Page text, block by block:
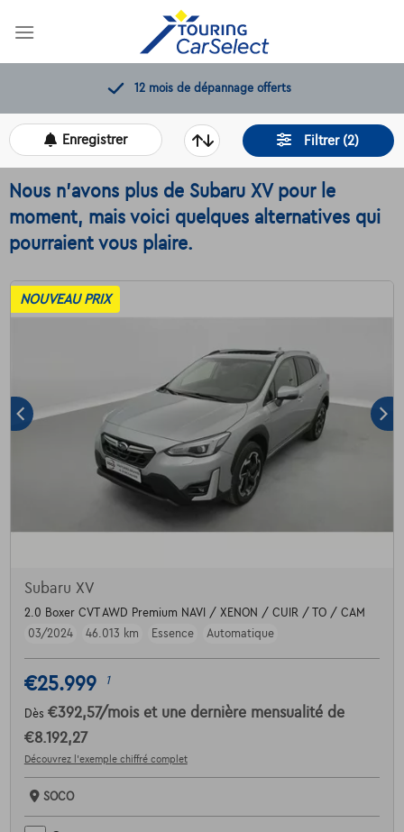
12 mois de dépannage offerts
Filtrer (2)
Enregistrer
Nous n'avons plus de Subaru XV pour le
moment, mais voici quelques alternatives qui
pourraient vous plaire.
NOUVEAU PRIX
Subaru XV
2.0 Boxer CVT AWD Premium NAVI / XENON / CUIR / TO / CAM
03/2024
46.013 km Essence Automatique
€25.999 1
Dès €392,57/mois et une dernière mensualité de
€8.192,27
Découvrez l’exemple chiffré complet
SOCO